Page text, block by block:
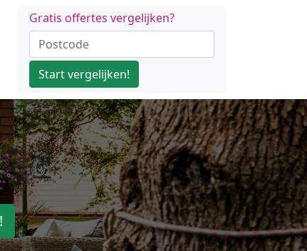
Gratis offertes vergelijken?
Start vergelijken!